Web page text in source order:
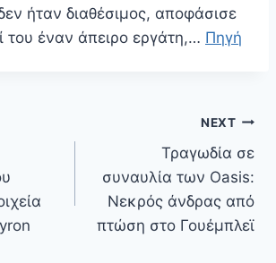
ήταν διαθέσιμος, αποφάσισε
του έναν άπειρο εργάτη,… Πηγή
NEXT
Τραγωδία σε
συναυλία των Oasis:
Νεκρός άνδρας από
πτώση στο Γουέμπλεϊ